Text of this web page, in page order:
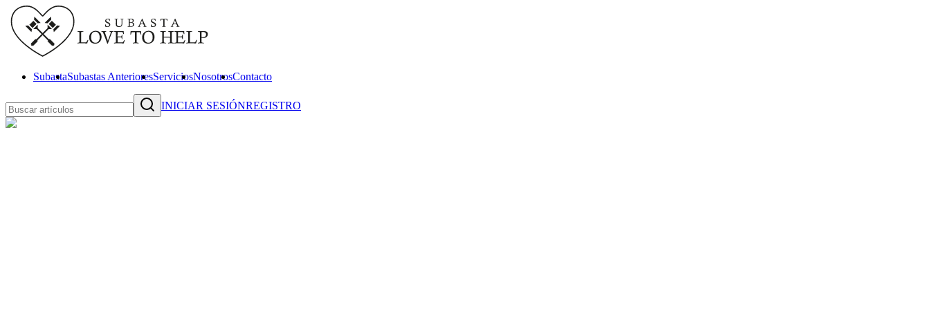
SubastaSubastas AnterioresServiciosNosotrosContacto
INICIAR SESIÓNREGISTRO